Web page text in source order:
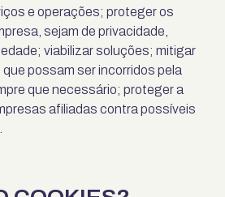
e operações; proteger os
sejam de privacidade,
viabilizar soluções; mitigar
possam ser incorridos pela
que necessário; proteger a
afiliadas contra possíveis